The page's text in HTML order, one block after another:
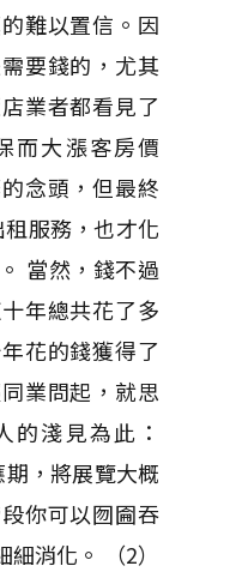
難以置信。因
要錢的，尤其
業者都看見了
而大漲客房價
念頭，但最終
服務，也才化
當然，錢不過
年總共花了多
花的錢獲得了
業問起，就思
的淺見為此：
期，將展覽大概
你可以囫圇吞
消化。 （2）